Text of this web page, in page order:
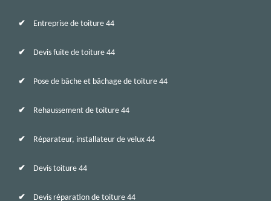
Entreprise de toiture 44
Devis fuite de toiture 44
Pose de bâche et bâchage de toiture 44
Rehaussement de toiture 44
Réparateur, installateur de velux 44
Devis toiture 44
Devis réparation de toiture 44